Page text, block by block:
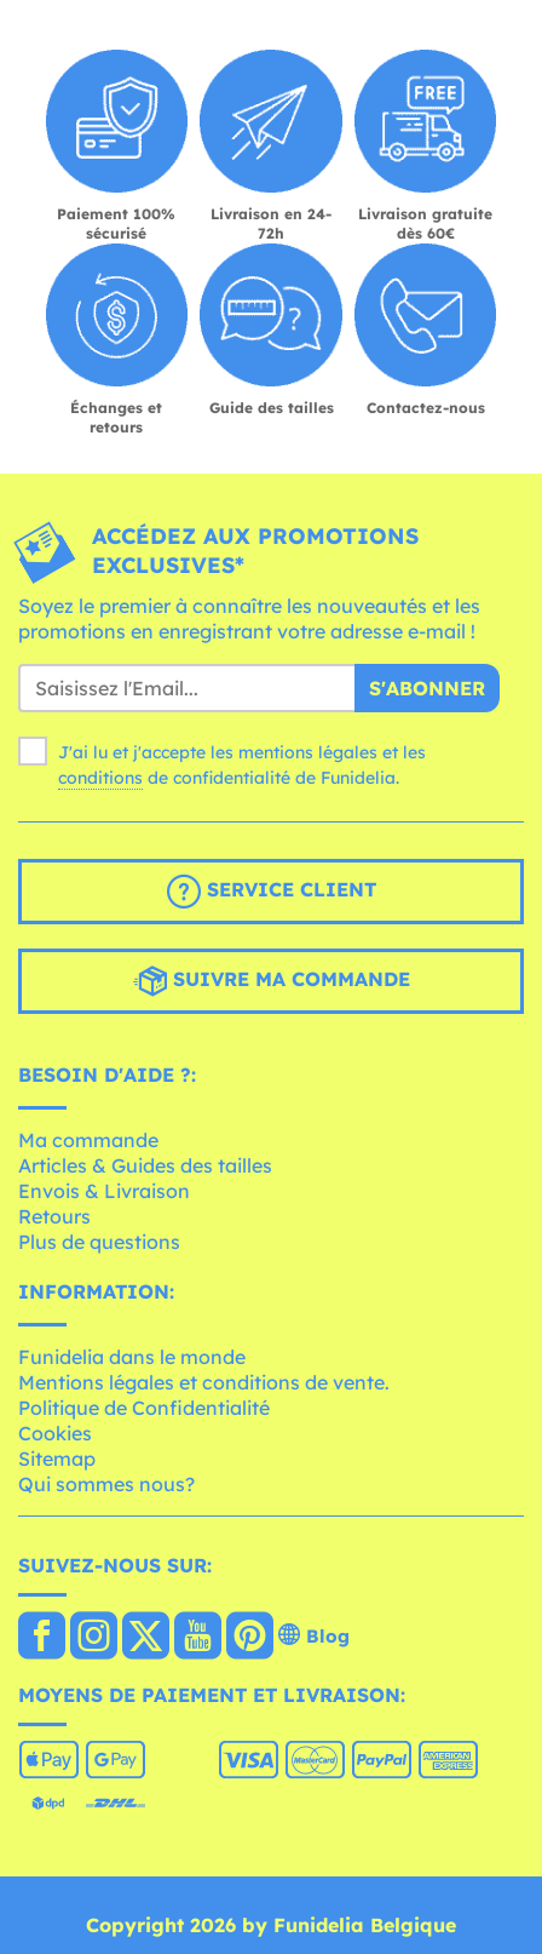
Paiement 100%
sécurisé
Livraison en 24-
72h
Livraison gratuite
dès 60€
Échanges et
retours
Guide des tailles Contactez-nous
ACCÉDEZ AUX PROMOTIONS
EXCLUSIVES*
Soyez le premier à connaître les nouveautés et les
promotions en enregistrant votre adresse e-mail !
S'ABONNER
J'ai lu et j'accepte les mentions légales et les
conditions de confidentialité de Funidelia.
SERVICE CLIENT
SUIVRE MA COMMANDE
BESOIN D'AIDE ?:
Ma commande
Articles & Guides des tailles
Envois & Livraison
Retours
Plus de questions
INFORMATION:
Funidelia dans le monde
Mentions légales et conditions de vente.
Politique de Confidentialité
Cookies
Sitemap
Qui sommes nous?
SUIVEZ-NOUS SUR:
Blog
MOYENS DE PAIEMENT ET LIVRAISON:
Copyright 2026 by Funidelia Belgique